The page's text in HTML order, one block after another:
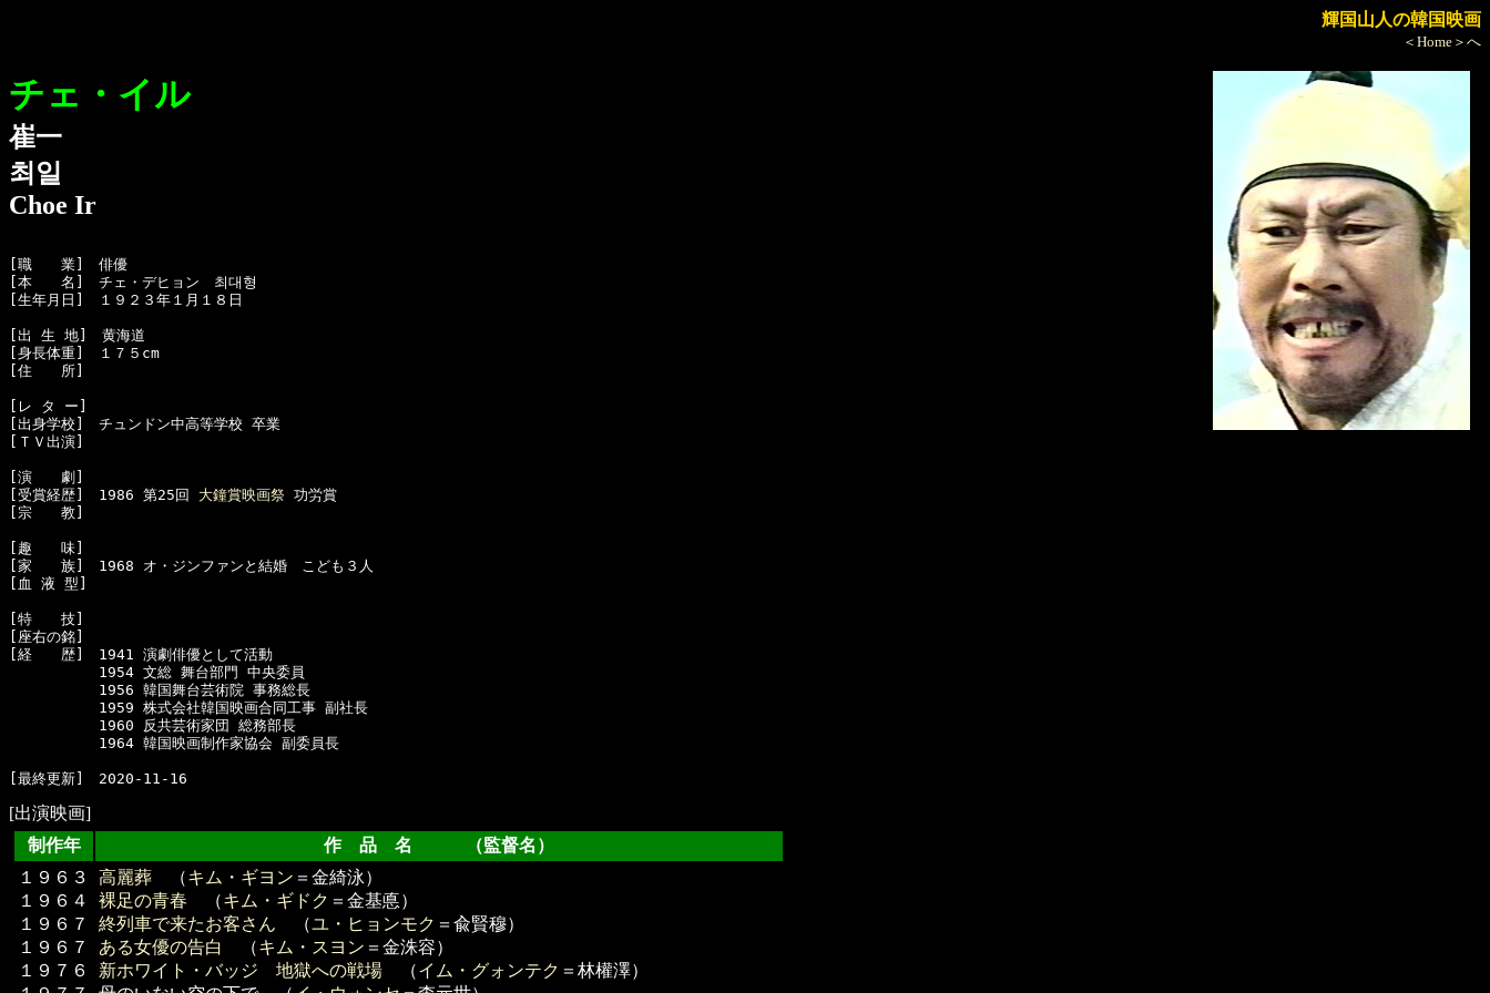
輝国山人の韓国映画
＜Home＞へ
チェ・イル
崔一
최일
Choe Ir
[職　　業]　俳優
[本　　名]　チェ・デヒョン　최대형
[生年月日]　１９２３年１月１８日
[出 生 地]　黄海道
[身長体重]　１７５cm
[住　　所]
[レ タ ー]
[出身学校]　チュンドン中高等学校 卒業
[ＴＶ出演]
[演　　劇]
[受賞経歴]　1986 第25回 大鐘賞映画祭 功労賞
[宗　　教]
[趣　　味]
[家　　族]　1968 オ・ジンファンと結婚　こども３人
[血 液 型]
[特　　技]
[座右の銘]
[経　　歴]　1941 演劇俳優として活動
  　　　　　1954 文総 舞台部門 中央委員
  　　　　　1956 韓国舞台芸術院 事務総長
  　　　　　1959 株式会社韓国映画合同工事 副社長
  　　　　　1960 反共芸術家団 総務部長
  　　　　　1964 韓国映画制作家協会 副委員長
[出演映画]
制作年
作 品 名 （監督名）
１９６３
１９６４
１９６７
１９６７
１９７６
高麗葬 （キム・ギヨン ＝金綺泳）
裸足の青春 （キム・ギドク ＝金基悳）
終列車で来たお客さん （ユ・ヒョンモク ＝兪賢穆）
ある女優の告白
（キム・スヨン ＝金洙容）
新ホワイト・バッジ 地獄への戦場 （イム・グォンテク ＝林權澤）